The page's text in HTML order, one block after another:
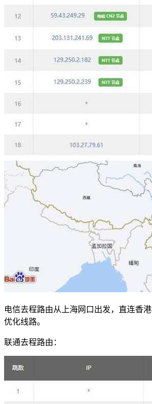
电信去程路由从上海网口出发，直连香
优化线路。
联通去程路由：